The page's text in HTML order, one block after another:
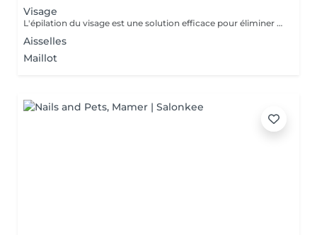
Visage
L'épilation du visage est une solution efficace pour éliminer les poils indésirables et obtenir une peau nette et lisse. Les Avantages de l'Épilation du Visage Une peau plus douce et uniforme Élimine les poils fins et le duvet pour un teint plus lumineux. Améliore l'absorption des soins et la tenue du maquillage. Un effet longue durée Contrairement au rasage, l'épilation retire le poil à la racine, ralentissant ainsi la repousse. Les poils repoussent plus fins et moins visibles avec le temps. Un visage plus net et soigné Redessine les contours du visage pour une apparence plus harmonieuse. Idéal pour des zones précises comme la lèvre supérieure, le menton ou les joues. À la cire : Efficace pour une peau lisse jusqu'à 3 à 4 semaines.
Aisselles
Maillot